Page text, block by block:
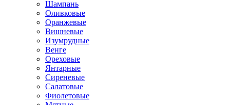
Шампань
Оливковые
Оранжевые
Вишневые
Изумрудные
Венге
Ореховые
Янтарные
Сиреневые
Салатовые
Фиолетовые